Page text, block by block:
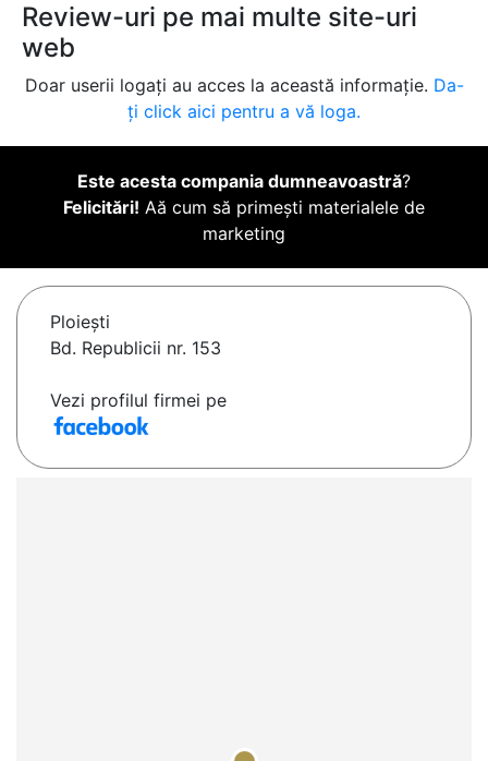
Review-uri pe mai multe site-uri
web
Doar userii logați au acces la această informație. Da-
ți click aici pentru a vă loga.
Este acesta compania dumneavoastră?
Felicitări! Aă cum să primești materialele de
marketing
Ploieşti
Bd. Republicii nr. 153
Vezi profilul firmei pe